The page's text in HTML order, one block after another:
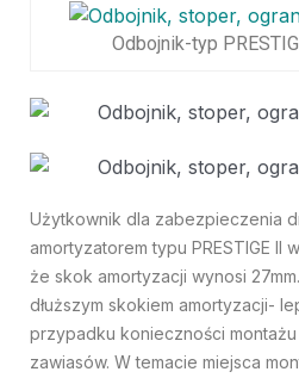
Odbojnik-typ
Użytkownik dla zabezpieczenia
amortyzatorem typu PRESTIGE II
że skok amortyzacji wynosi
dłuższym skokiem amortyzacji-
przypadku konieczności
zawiasów. W temacie miejsca